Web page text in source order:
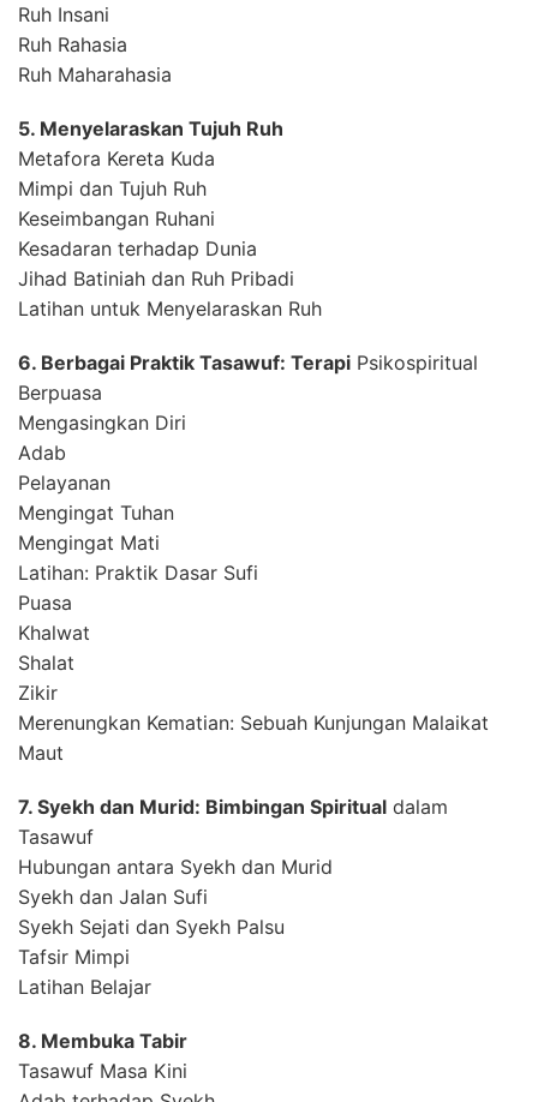
Ruh Insani
Ruh Rahasia
Ruh Maharahasia
5. Menyelaraskan Tujuh Ruh
Metafora Kereta Kuda
Mimpi dan Tujuh Ruh
Keseimbangan Ruhani
Kesadaran terhadap Dunia
Jihad Batiniah dan Ruh Pribadi
Latihan untuk Menyelaraskan Ruh
6. Berbagai Praktik Tasawuf: Terapi Psikospiritual
Berpuasa
Mengasingkan Diri
Adab
Pelayanan
Mengingat Tuhan
Mengingat Mati
Latihan: Praktik Dasar Sufi
Puasa
Khalwat
Shalat
Zikir
Merenungkan Kematian: Sebuah Kunjungan Malaikat
Maut
7. Syekh dan Murid: Bimbingan Spiritual dalam
Tasawuf
Hubungan antara Syekh dan Murid
Syekh dan Jalan Sufi
Syekh Sejati dan Syekh Palsu
Tafsir Mimpi
Latihan Belajar
8. Membuka Tabir
Tasawuf Masa Kini